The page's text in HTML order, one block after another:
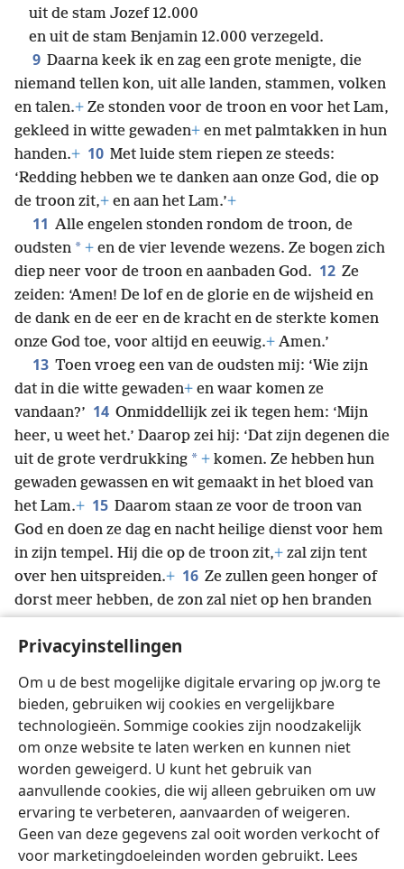
Privacyinstellingen
Om u de best mogelijke digitale ervaring op jw.org te
bieden, gebruiken wij cookies en vergelijkbare
technologieën. Sommige cookies zijn noodzakelijk
om onze website te laten werken en kunnen niet
worden geweigerd. U kunt het gebruik van
aanvullende cookies, die wij alleen gebruiken om uw
ervaring te verbeteren, aanvaarden of weigeren.
Geen van deze gegevens zal ooit worden verkocht of
voor marketingdoeleinden worden gebruikt. Lees
uit de stam Jozef 12.000
en uit de stam Benjamin 12.000 verzegeld.
9 Daarna keek ik en zag een grote menigte, die
niemand tellen kon, uit alle landen, stammen, volken
en talen.+ Ze stonden voor de troon en voor het Lam,
gekleed in witte gewaden+ en met palmtakken in hun
handen.+ 10 Met luide stem riepen ze steeds:
‘Redding hebben we te danken aan onze God, die op
de troon zit,+ en aan het Lam.’+
11 Alle engelen stonden rondom de troon, de
oudsten * + en de vier levende wezens. Ze bogen zich
diep neer voor de troon en aanbaden God. 12 Ze
zeiden: ‘Amen! De lof en de glorie en de wijsheid en
de dank en de eer en de kracht en de sterkte komen
onze God toe, voor altijd en eeuwig.+ Amen.’
13 Toen vroeg een van de oudsten mij: ‘Wie zijn
dat in die witte gewaden+ en waar komen ze
vandaan?’ 14 Onmiddellijk zei ik tegen hem: ‘Mijn
heer, u weet het.’ Daarop zei hij: ‘Dat zijn degenen die
uit de grote verdrukking * + komen. Ze hebben hun
gewaden gewassen en wit gemaakt in het bloed van
het Lam.+ 15 Daarom staan ze voor de troon van
God en doen ze dag en nacht heilige dienst voor hem
in zijn tempel. Hij die op de troon zit,+ zal zijn tent
over hen uitspreiden.+ 16 Ze zullen geen honger of
dorst meer hebben, de zon zal niet op hen branden
17 Want het Lam,+dat in het midden van de troon is,
levengevend water.
+En God zal elke traan uit hun
ogen wegwissen.’
Nederlands Delen Instellingen
Copyright © 2026 Watch Tower Bible and Tract Society of Pennsylvania
Gebruiksvoorwaarden Privacybeleid
Privacyinstellingen